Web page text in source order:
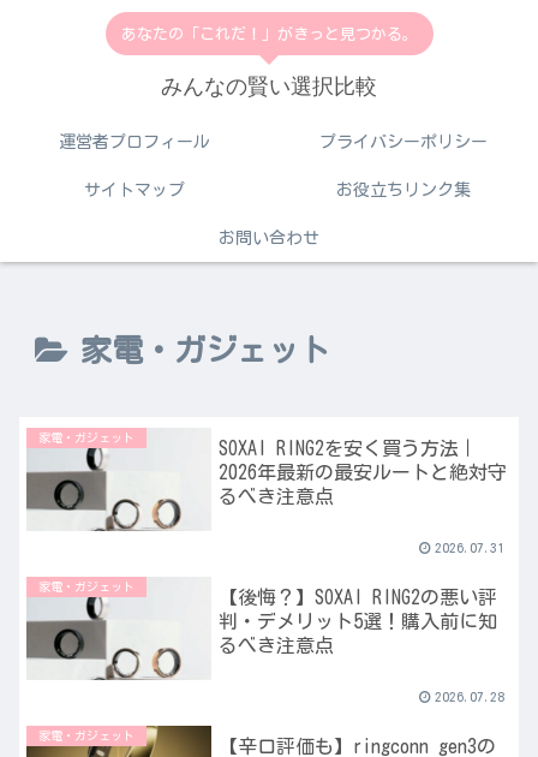
あなたの「これだ！」がきっと見つかる。
みんなの賢い選択比較
運営者プロフィール プライバシーポリシー
サイトマップ お役立ちリンク集
お問い合わせ
家電・ガジェット
家電・ガジェット
SOXAI RING2を安く買う方法｜
2026年最新の最安ルートと絶対守
るべき注意点
2026.07.31
家電・ガジェット
【後悔？】SOXAI RING2の悪い評
判・デメリット5選！購入前に知
るべき注意点
2026.07.28
家電・ガジェット
【辛口評価も】ringconn gen3の